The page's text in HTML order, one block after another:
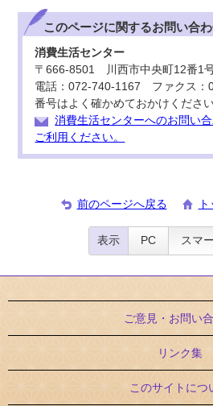
このページに関するお問い合
消費生活センター
〒666-8501 川西市中央町12番1
電話：072-740-1167 ファクス：
番号はよく確かめておかけください
消費生活センターへのお問い
ご利用ください。
前のページへ戻る
表示 PC スマ
ご意見・お問い
リンク集
このサイトにつ